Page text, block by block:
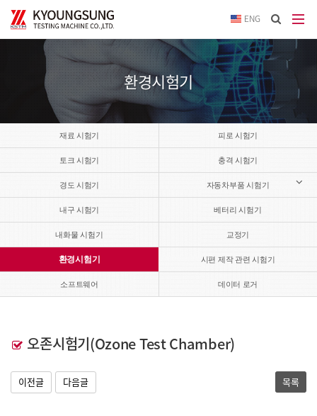
ENG
입력
답변
답변
이메
전송
환경시험기
재료 시험기 피로 시험기
토크 시험기 충격 시험기
경도 시험기 자동차부품 시험기
내구 시험기 베터리 시험기
내화물 시험기 교정기
환경시험기 시편 제작 관련 시험기
소프트웨어 데이터 로거
오존시험기(Ozone Test Chamber)
이전글 다음글 목록